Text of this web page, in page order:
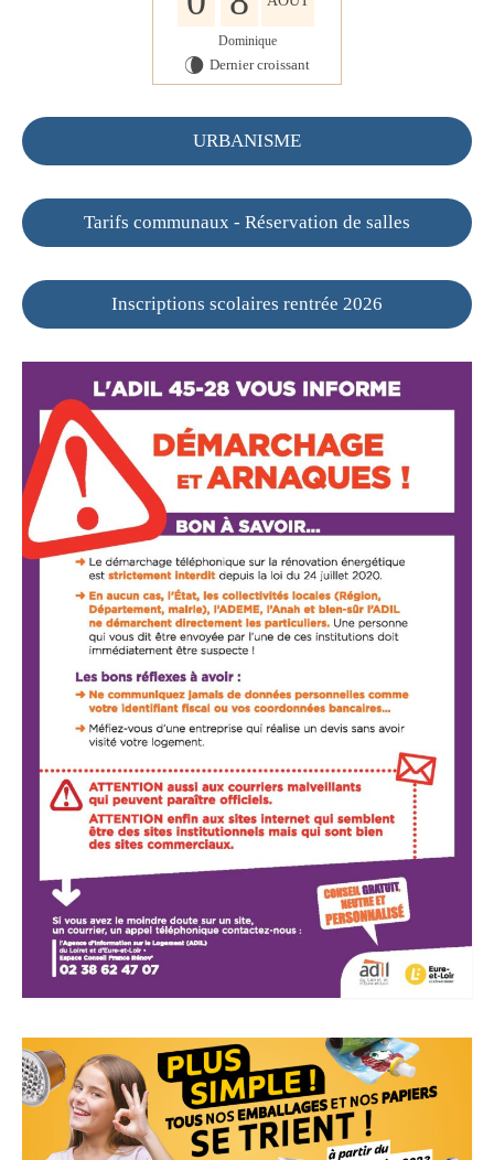
Dominique
V Dernier croissant
URBANISME
Tarifs communaux - Réservation de salles
Inscriptions scolaires rentrée 2026